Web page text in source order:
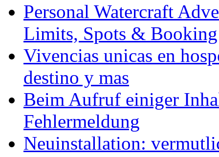
Personal Watercraft
Limits, Spots &
Vivencias unicas en
destino y mas
Beim Aufruf einiger
Fehlermeldung
Neuinstallation: